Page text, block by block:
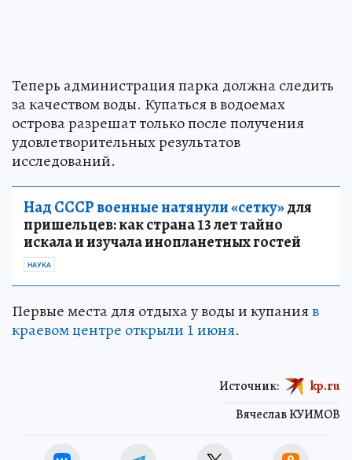
Теперь администрация парка должна следить
за качеством воды. Купаться в водоемах
острова разрешат только после получения
удовлетворительных результатов
исследований.
Над СССР военные натянули «сетку»для
пришельцев: как страна 13 лет тайно
искала и изучала инопланетных гостей
НАУКА
Первые места для отдыха у воды и купанияв
краевом центре открыли 1 июня.
Вячеслав КУИМОВ
Источник: kp.ru